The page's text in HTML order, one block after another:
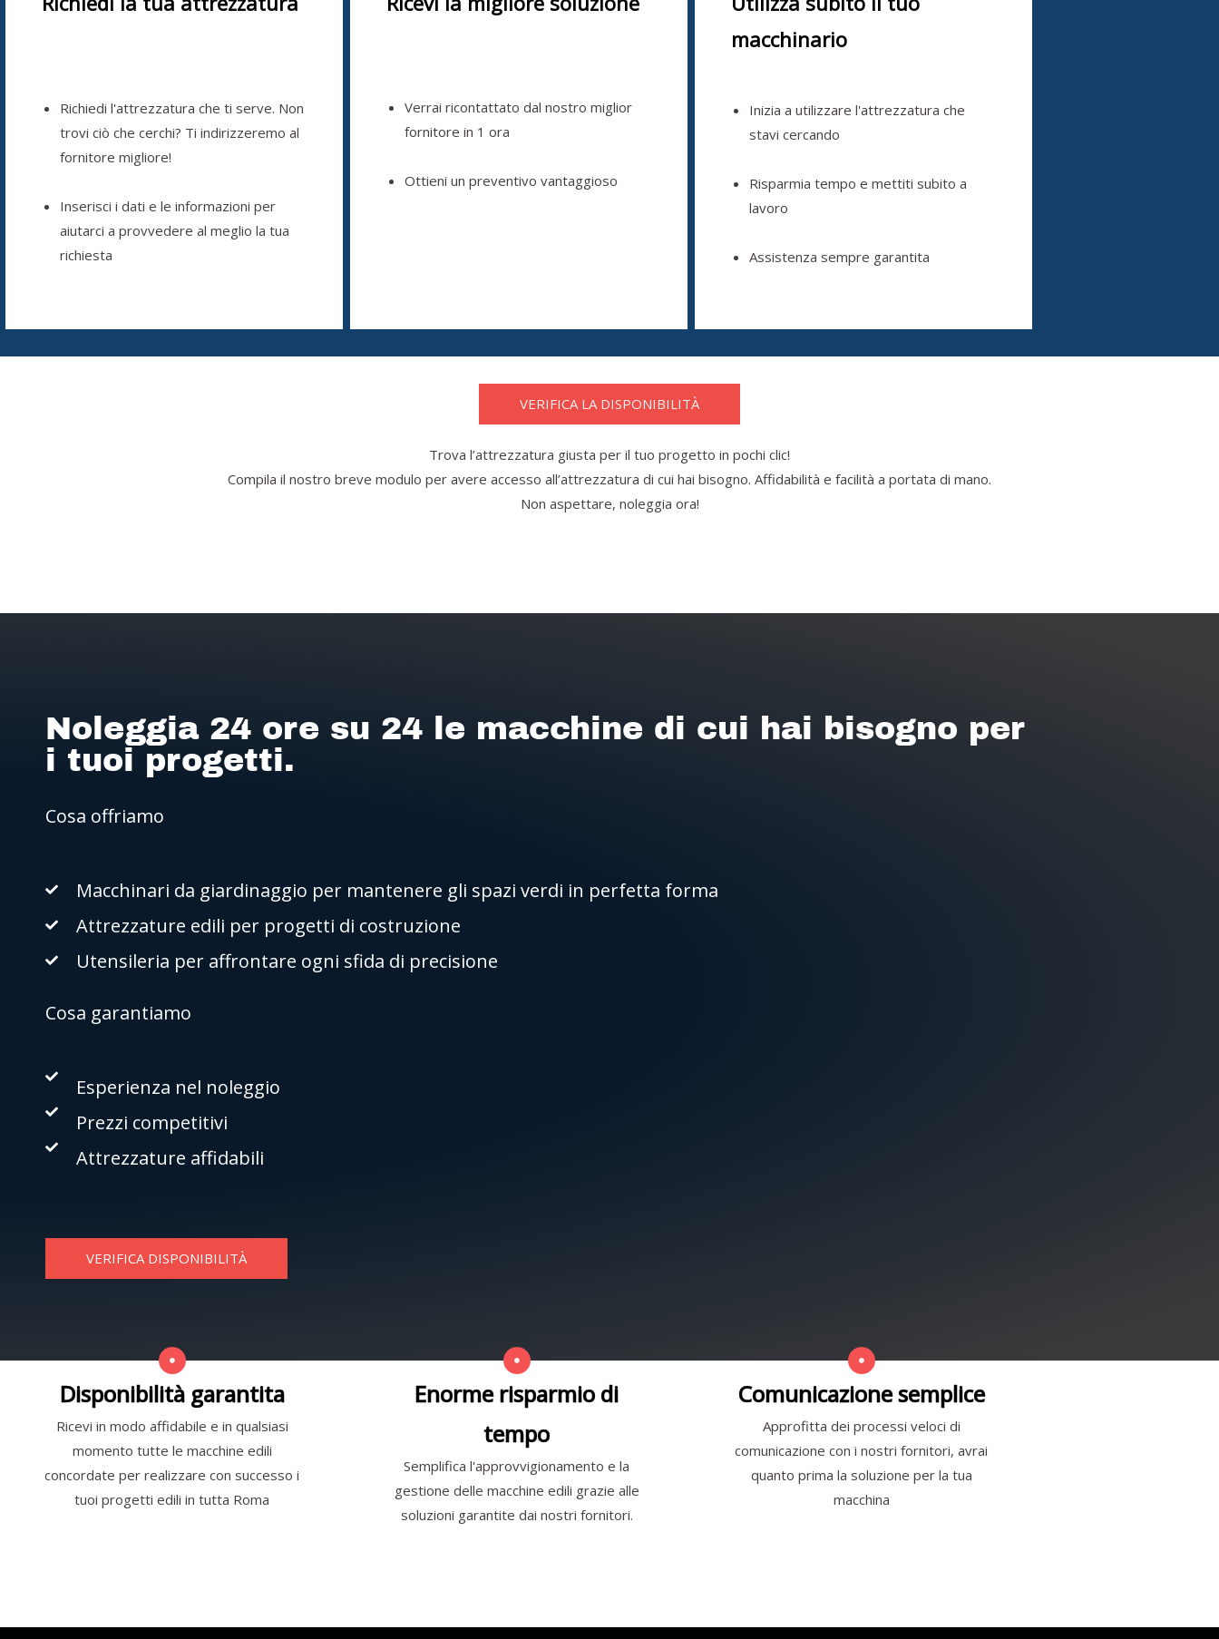
Richiedi l'attrezzatura che ti serve. Non
trovi ciò che cerchi? Ti indirizzeremo al
fornitore migliore!
Inserisci i dati e le informazioni per
aiutarci a provvedere al meglio la tua
richiesta
Verrai ricontattato dal nostro miglior
fornitore in 1 ora
Ottieni un preventivo vantaggioso
macchinario
Inizia a utilizzare l'attrezzatura che
stavi cercando
Risparmia tempo e mettiti subito a
lavoro
Assistenza sempre garantita
VERIFICA LA DISPONIBILITÀ
Trova l’attrezzatura giusta per il tuo progetto in pochi clic!
Compila il nostro breve modulo per avere accesso all’attrezzatura di cui hai bisogno. Affidabilità e facilità a portata di mano.
Non aspettare, noleggia ora!
Noleggia 24 ore su 24 le macchine di cui hai bisogno per
i tuoi progetti.
Cosa offriamo
Macchinari da giardinaggio per mantenere gli spazi verdi in perfetta forma
Attrezzature edili per progetti di costruzione
Utensileria per affrontare ogni sfida di precisione
Cosa garantiamo
Esperienza nel noleggio
Prezzi competitivi
Attrezzature affidabili
VERIFICA DISPONIBILITÀ
Disponibilità garantita
Ricevi in modo affidabile e in qualsiasi
momento tutte le macchine edili
concordate per realizzare con successo i
tuoi progetti edili in tutta Roma
Enorme risparmio di
tempo
Semplifica l'approvvigionamento e la
gestione delle macchine edili grazie alle
soluzioni garantite dai nostri fornitori.
Comunicazione semplice
Approfitta dei processi veloci di
comunicazione con i nostri fornitori, avrai
quanto prima la soluzione per la tua
macchina